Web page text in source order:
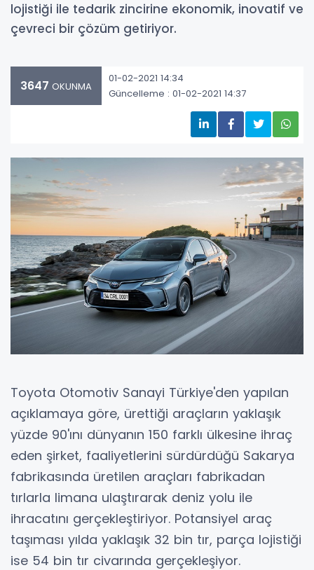
lojistiği ile tedarik zincirine ekonomik, inovatif ve
çevreci bir çözüm getiriyor.
3647 OKUNMA
01-02-2021 14:34
Güncelleme : 01-02-2021 14:37
Toyota Otomotiv Sanayi Türkiye'den yapılan
açıklamaya göre, ürettiği araçların yaklaşık
yüzde 90'ını dünyanın 150 farklı ülkesine ihraç
eden şirket, faaliyetlerini sürdürdüğü Sakarya
fabrikasında üretilen araçları fabrikadan
tırlarla limana ulaştırarak deniz yolu ile
ihracatını gerçekleştiriyor. Potansiyel araç
taşıması yılda yaklaşık 32 bin tır, parça lojistiği
ise 54 bin tır civarında gerçekleşiyor.